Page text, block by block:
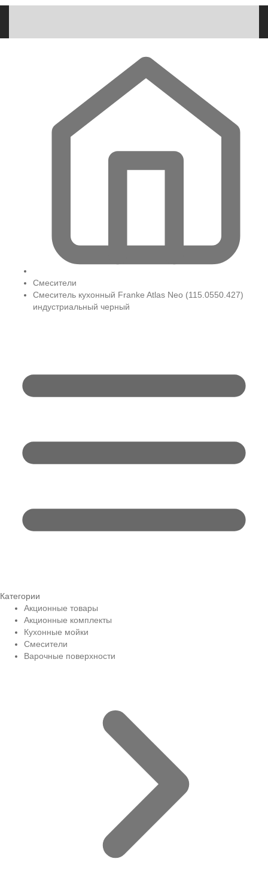
Смесители
Смеситель кухонный Franke Atlas Neo (115.0550.427)
индустриальный черный
Категории
Акционные товары
Акционные комплекты
Кухонные мойки
Смесители
Варочные поверхности